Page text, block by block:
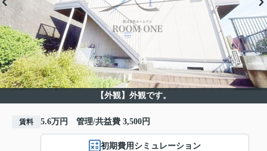
【外観】外観です。
賃料 5.6万円 管理/共益費 3,500円
初期費用シミュレーション